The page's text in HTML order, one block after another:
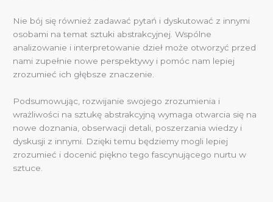
Nie bój się również zadawać pytań i dyskutować z innymi
osobami na temat sztuki abstrakcyjnej. Wspólne
analizowanie i interpretowanie dzieł może otworzyć przed
nami zupełnie nowe perspektywy i pomóc nam lepiej
zrozumieć ich głębsze znaczenie.
Podsumowując, rozwijanie swojego zrozumienia i
wrażliwości na sztukę abstrakcyjną wymaga otwarcia się na
nowe doznania, obserwacji detali, poszerzania wiedzy i
dyskusji z innymi. Dzięki temu będziemy mogli lepiej
zrozumieć i docenić piękno tego fascynującego nurtu w
sztuce.